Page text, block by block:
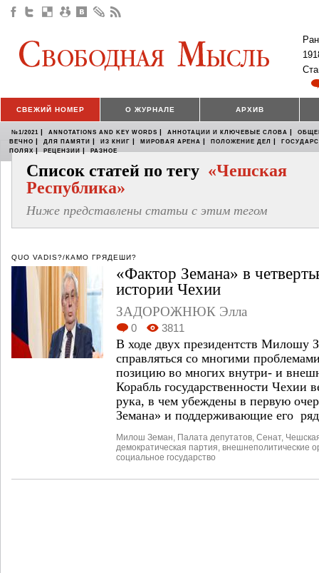
СВЕЖИЙ НОМЕР О ЖУРНАЛЕ АРХИВ
№1/2021 | ANNOTATIONS AND KEY WORDS | АННОТАЦИИ И КЛЮЧЕВЫЕ СЛОВА |
ВЕЧНО | ДЛЯ ПАМЯТИ | ИЗ КНИГ | МИРОВАЯ АРЕНА | ПОЛОЖЕНИЕ ДЕЛ |
ПОЛЯХ | РЕЦЕНЗИИ | РАЗНОЕ
Список статей по тегу «Чешская
Республика»
Ниже представлены статьи с этим тегом
QUO VADIS?/КАМО ГРЯДЕШИ?
«Фактор Земана» в
истории Чехии
ЗАДОРОЖНЮК Элла
0 3811
В ходе двух президентств Милошу
справляться со многими
позицию во многих внутри- и
Корабль государственности Чехии
рука, в чем убеждены в первую
Земана» и поддерживающие его
Милош Земан Палата депутатов Сенат,
демократическая партия внешнеполитические
социальное государство